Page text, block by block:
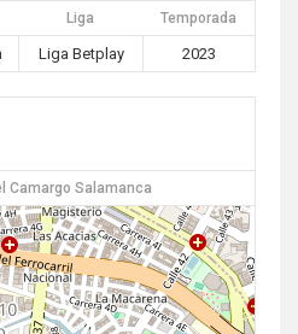
Liga Temporada
Liga Betplay 2023
Camargo Salamanca